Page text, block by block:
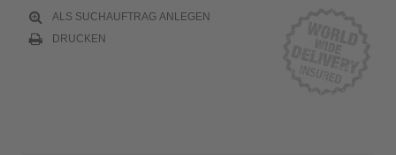
ALS SUCHAUFTRAG ANLEGEN
DRUCKEN